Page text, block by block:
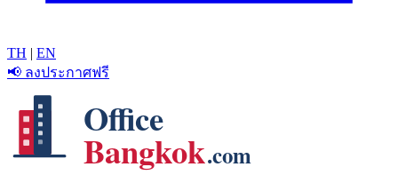
TH | EN
📢 ลงประกาศฟรี
Office
Bangkok.com